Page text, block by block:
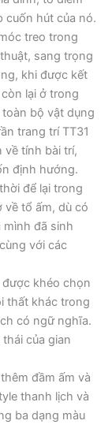
cuốn hút của nó.
treo trong
sang trọng
khi được kết
lại ở trong
bộ vật dụng
trang trí TT31
về tính bài trí,
định hướng.
để lại trong
về tổ ấm, dù có
mình đã sinh
với các
khéo chọn
thất khác trong
có ngữ nghĩa.
của gian
đầm ấm và
thanh lịch và
ba dạng màu